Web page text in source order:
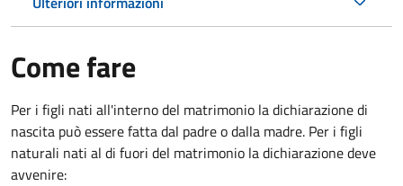
Come fare
Per i figli nati all'interno del matrimonio la dichiarazione di
nascita può essere fatta dal padre o dalla madre. Per i figli
naturali nati al di fuori del matrimonio la dichiarazione deve
avvenire: